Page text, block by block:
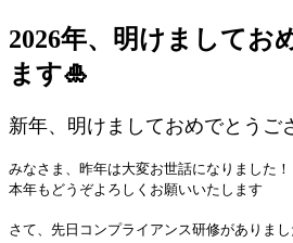
2026年、明けましてお
ます🎍
新年、明けましておめでとうご
みなさま、昨年は大変お世話になりました！
本年もどうぞよろしくお願いいたします
さて、先日コンプライアンス研修がありまし